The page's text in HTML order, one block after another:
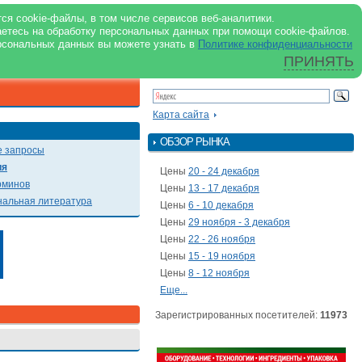
cookie-файлы, в том числе сервисов веб-аналитики.
на обработку персональных данных при помощи cookie-файлов.
данных вы можете узнать в Политике конфиденциальности
ПРИНЯТЬ
support@milkbranch.ru
О портале
Реклама в журнале
Реклама на портале
Архив номеров
запросы
литература
Карта сайта
ОБЗОР РЫНКА
Цены 20 - 24 декабря
Цены 13 - 17 декабря
Цены 6 - 10 декабря
Цены 29 ноября - 3 декабря
Цены 22 - 26 ноября
Цены 15 - 19 ноября
Цены 8 - 12 ноября
Еще...
Зарегистрированных посетителей: 11973